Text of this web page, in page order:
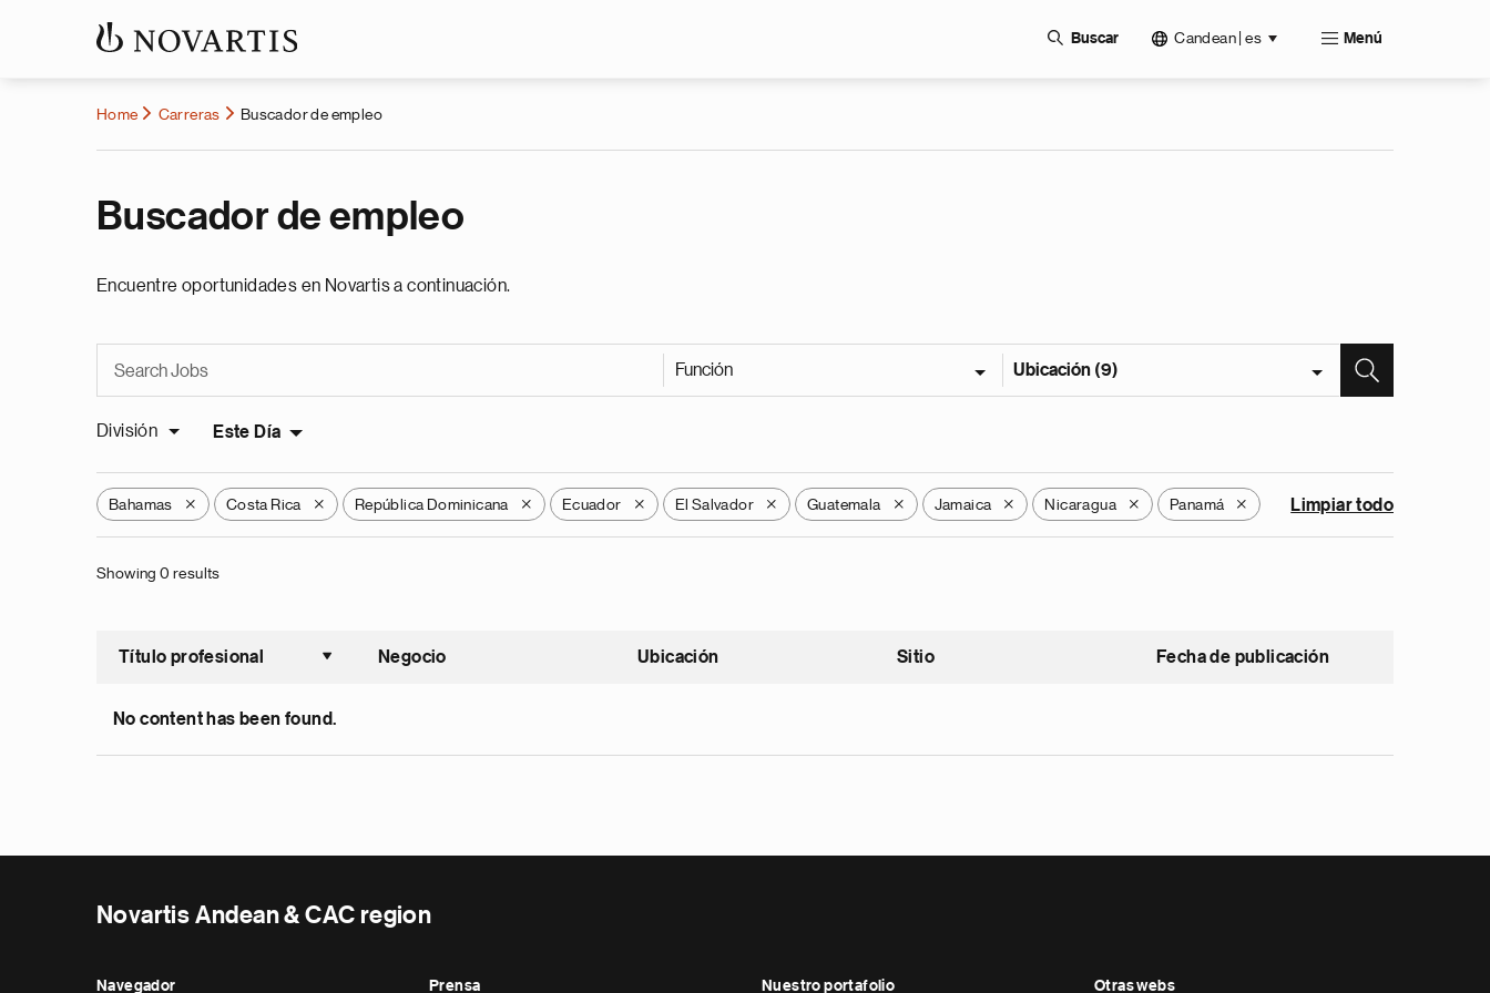
Buscar Candean | es Menú
Home Carreras Buscador de empleo
Buscador de empleo
Encuentre oportunidades en Novartis a continuación.
Función Ubicación (9)
División Este Día
Bahamas X Costa Rica X República Dominicana X Ecuador X El Salvador X Guatemala X Jamaica X Nicaragua X Panamá X Limpiar todo
Showing 0 results
Título profesional
Ordenar ascendente
Negocio Ubicación Sitio Fecha de publicación
No content has been found.
Novartis Andean & CAC region
Navegador Prensa Nuestro portafolio Otras webs